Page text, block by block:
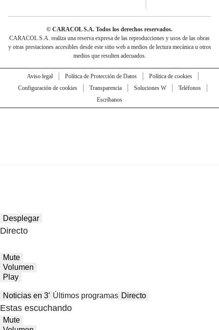
© CARACOL S.A. Todos los derechos reservados.
CARACOL S.A. realiza una reserva expresa de las reproducciones y usos de las obras
y otras prestaciones accesibles desde este sitio web a medios de lectura mecánica u otros
medios que resulten adecuados.
Aviso legal Política de Protección de Datos
Política de cookies
Configuración de cookies
Transparencia Soluciones W
Teléfonos
Escríbanos
Desplegar
Directo
Mute
Volumen
Play
Noticias en 3′ Últimos programas Directo
Estas escuchando
Mute